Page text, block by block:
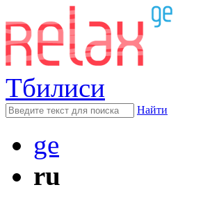
Тбилиси
Найти
ge
ru